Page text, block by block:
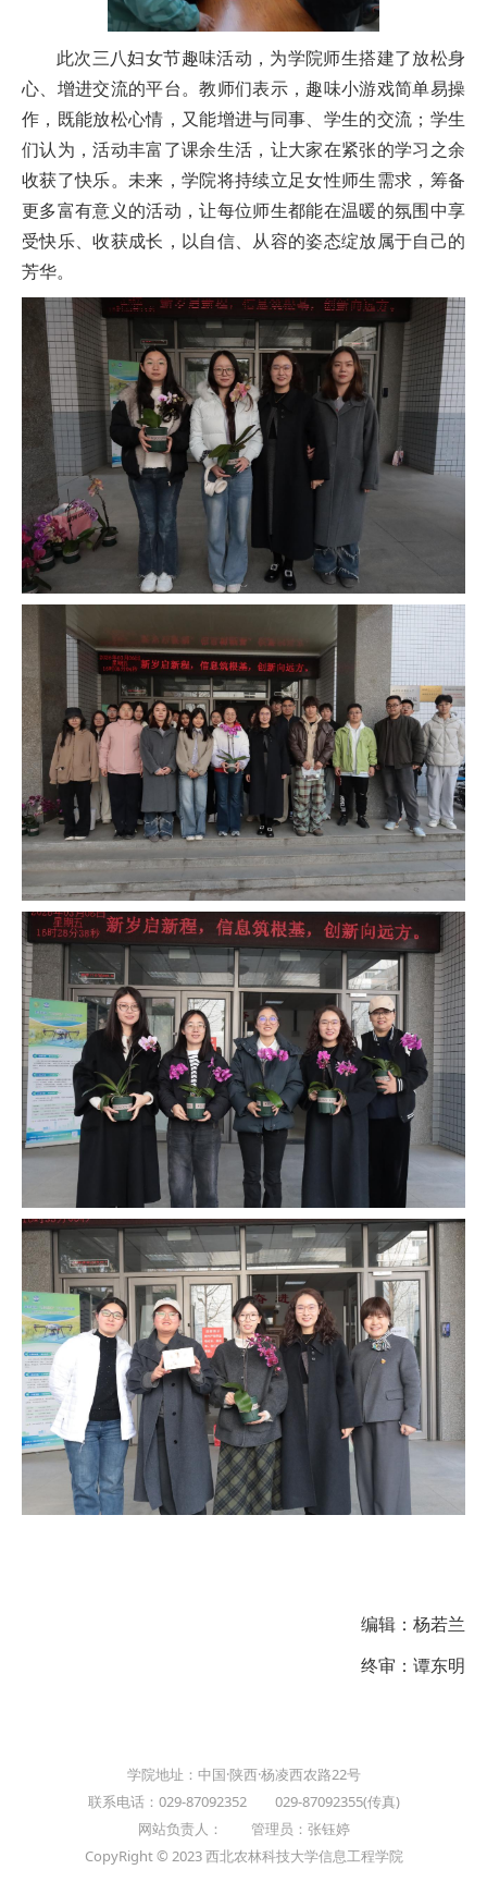
此次三八妇女节趣味活动，为学院师生搭建了放松身
心、增进交流的平台。教师们表示，趣味小游戏简单易操
作，既能放松心情，又能增进与同事、学生的交流；学生
们认为，活动丰富了课余生活，让大家在紧张的学习之余
收获了快乐。未来，学院将持续立足女性师生需求，筹备
更多富有意义的活动，让每位师生都能在温暖的氛围中享
受快乐、收获成长，以自信、从容的姿态绽放属于自己的
芳华。
编辑：杨若兰
终审：谭东明
学院地址：中国·陕西·杨凌西农路22号
联系电话：029-87092352 029-87092355(传真)
网站负责人： 管理员：张钰婷
CopyRight © 2023 西北农林科技大学信息工程学院